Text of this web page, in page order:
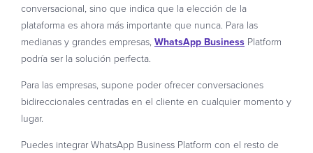
conversacional, sino que indica que la elección de la
plataforma es ahora más importante que nunca. Para las
medianas y grandes empresas,WhatsApp Business Platform
podría ser la solución perfecta.
Para las empresas, supone poder ofrecer conversaciones
bidireccionales centradas en el cliente en cualquier momento y
lugar.
Puedes integrar WhatsApp Business Platform con el resto de